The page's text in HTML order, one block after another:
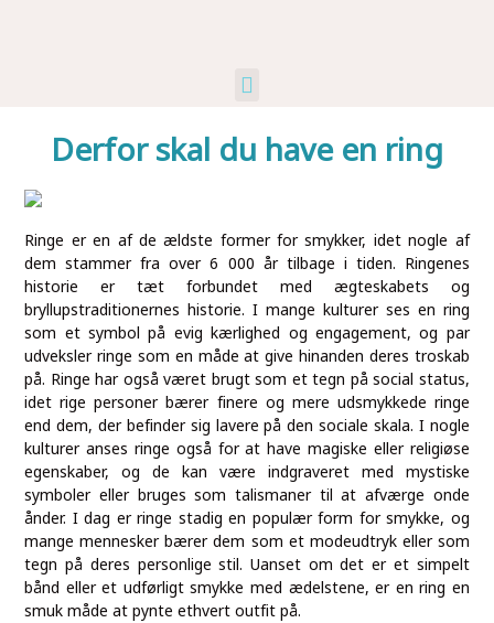
Derfor skal du have en ring
Ringe er en af de ældste former for smykker, idet nogle af
dem stammer fra over 6 000 år tilbage i tiden. Ringenes
historie er tæt forbundet med ægteskabets og
bryllupstraditionernes historie. I mange kulturer ses en ring
som et symbol på evig kærlighed og engagement, og par
udveksler ringe som en måde at give hinanden deres troskab
på. Ringe har også været brugt som et tegn på social status,
idet rige personer bærer finere og mere udsmykkede ringe
end dem, der befinder sig lavere på den sociale skala. I nogle
kulturer anses ringe også for at have magiske eller religiøse
egenskaber, og de kan være indgraveret med mystiske
symboler eller bruges som talismaner til at afværge onde
ånder. I dag er ringe stadig en populær form for smykke, og
mange mennesker bærer dem som et modeudtryk eller som
tegn på deres personlige stil. Uanset om det er et simpelt
bånd eller et udførligt smykke med ædelstene, er en ring en
smuk måde at pynte ethvert outfit på.